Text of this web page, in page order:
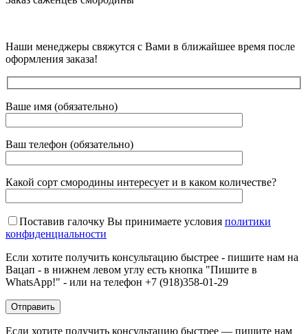
Наши менеджеры свяжутся с Вами в ближайшее время после
оформления заказа!
Ваше имя (обязательно)
Ваш телефон (обязательно)
Какой сорт смородины интересует и в каком количестве?
Поставив галочку Вы принимаете условия политики
конфиденциальности
Если хотите получить консультацию быстрее - пишите нам на
Вацап - в нижнем левом углу есть кнопка "Пишите в
WhatsApp!" - или на телефон +7 (918)358-01-29
Если хотите получить консультацию быстрее — пишите нам